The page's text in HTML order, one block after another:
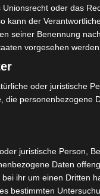
oder das
kann der
seiner Benennung
vorgesehen werden.
oder juristische
die personenbezogene
juristische Person,
Daten
ihr um einen Dritten
bestimmten